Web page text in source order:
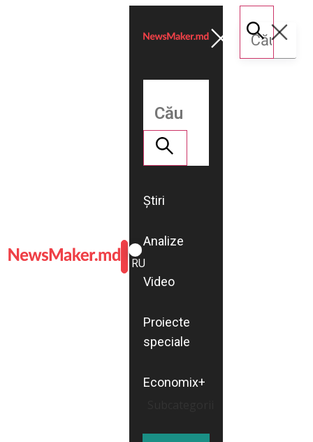
ROMÂNĂ
RU
Știri
Analize
Video
Proiecte
speciale
Economix+